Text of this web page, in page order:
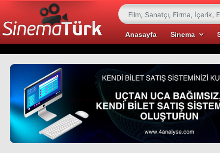
Anasayfa Sinema